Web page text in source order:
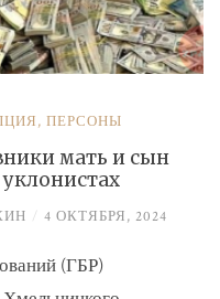
, ПЕРСОНЫ
мать и сын
/ 4 ОКТЯБРЯ, 2024
(ГБР)